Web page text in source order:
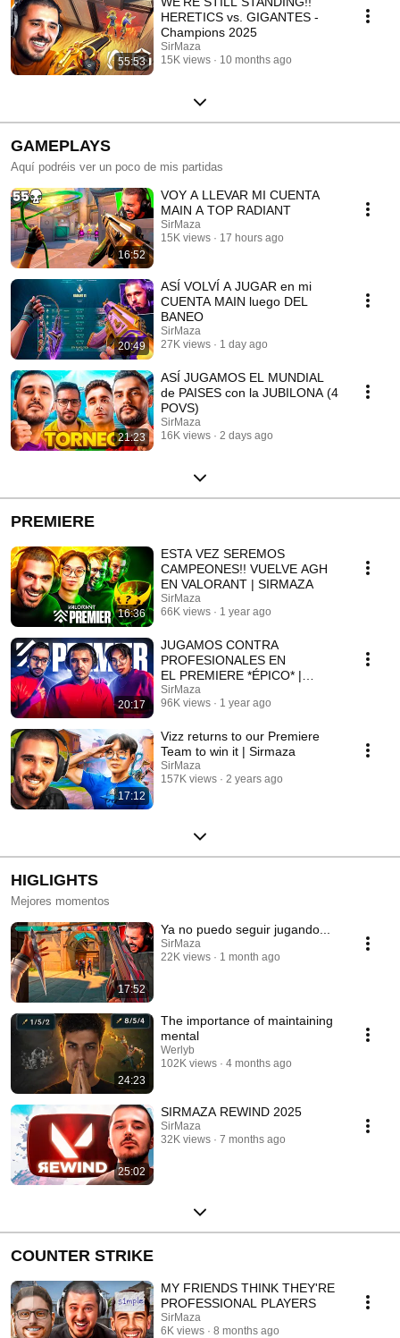
55:53
HERETICS vs. GIGANTES -
Champions 2025
SirMaza
15K views
10 months ago
GAMEPLAYS
Aquí podréis ver un poco de mis partidas
16:52
VOY A LLEVAR MI CUENTA
MAIN A TOP RADIANT
SirMaza
15K views
17 hours ago
20:49
ASÍ VOLVÍ A JUGAR en mi
CUENTA MAIN luego DEL
BANEO
SirMaza
27K views
1 day ago
21:23
ASÍ JUGAMOS EL MUNDIAL
de PAISES con la JUBILONA (4
POVS)
SirMaza
16K views
2 days ago
PREMIERE
16:36
ESTA VEZ SEREMOS
CAMPEONES!! VUELVE AGH
EN VALORANT | SIRMAZA
SirMaza
66K views
1 year ago
20:17
JUGAMOS CONTRA
PROFESIONALES EN
EL PREMIERE *ÉPICO* |
SIRMAZA
SirMaza
96K views
1 year ago
17:12
Vizz returns to our Premiere
Team to win it | Sirmaza
SirMaza
157K views
2 years ago
HIGLIGHTS
Mejores momentos
17:52
Ya no puedo seguir jugando...
SirMaza
22K views
1 month ago
24:23
The importance of maintaining
mental
Werlyb
102K views
4 months ago
25:02
SIRMAZA REWIND 2025
SirMaza
32K views
7 months ago
COUNTER STRIKE
MY FRIENDS THINK THEY'RE
PROFESSIONAL PLAYERS
SirMaza
6K views
8 months ago